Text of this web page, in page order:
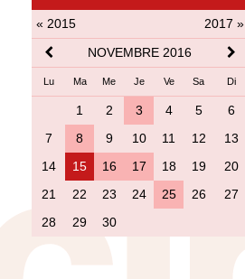
« 2015
2017 »
NOVEMBRE 2016
Lu Ma Me Je Ve Sa Di
1 2 3 4 5
6
7
8 9 10 11 12
13
14
15 16 17 18 19
20
21
22 23 24 25 26
27
28
29 30